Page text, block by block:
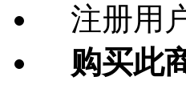
注册用
购买此